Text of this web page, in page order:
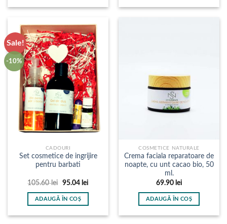
Sale!
-10%
CADOURI
Set cosmetice de ingrijire
pentru barbati
105.60lei
Prețul
a
fost:
95.04 leiPrețul
ADAUGĂ ÎN COȘ
COSMETICE NATURALE
Crema faciala reparatoare de
noapte, cu unt cacao bio, 50
ml.
69.90 lei
ADAUGĂ ÎN COȘ